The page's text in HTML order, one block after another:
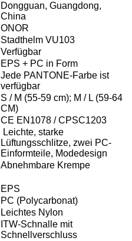
Dongguan, Guangdong,
China
ONOR
Stadthelm VU103
Verfügbar
EPS + PC in Form
Jede PANTONE-Farbe ist
verfügbar
S / M (55-59 cm); M / L (59-64
CM)
CE EN1078 / CPSC1203
Leichte, starke
Lüftungsschlitze, zwei PC-
Einformteile, Modedesign
Abnehmbare Krempe
EPS
PC (Polycarbonat)
Leichtes Nylon
ITW-Schnalle mit
Schnellverschluss